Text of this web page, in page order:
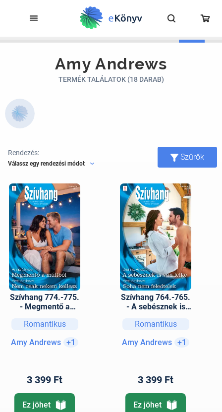
Amy Andrews
TERMÉK TALÁLATOK (18 DARAB)
Rendezés:
Válassz egy rendezési módot
Szűrők
Szívhang 774.-775.
- Megmentő a
nekem kellesz
Romantikus
Amy Andrews +1
3 399 Ft
Ez jöhet
Szívhang 764.-765.
- A sebésznek is
nem feledtelek
Romantikus
Amy Andrews +1
3 399 Ft
Ez jöhet